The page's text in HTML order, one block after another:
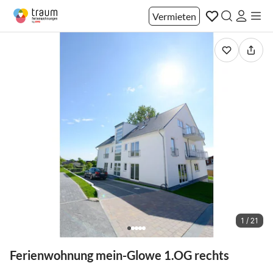
Vermieten
1 / 21
Ferienwohnung mein-Glowe 1.OG rechts